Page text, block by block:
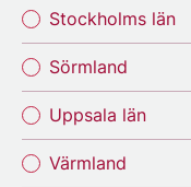
Stockholms län
Sörmland
Uppsala län
Värmland